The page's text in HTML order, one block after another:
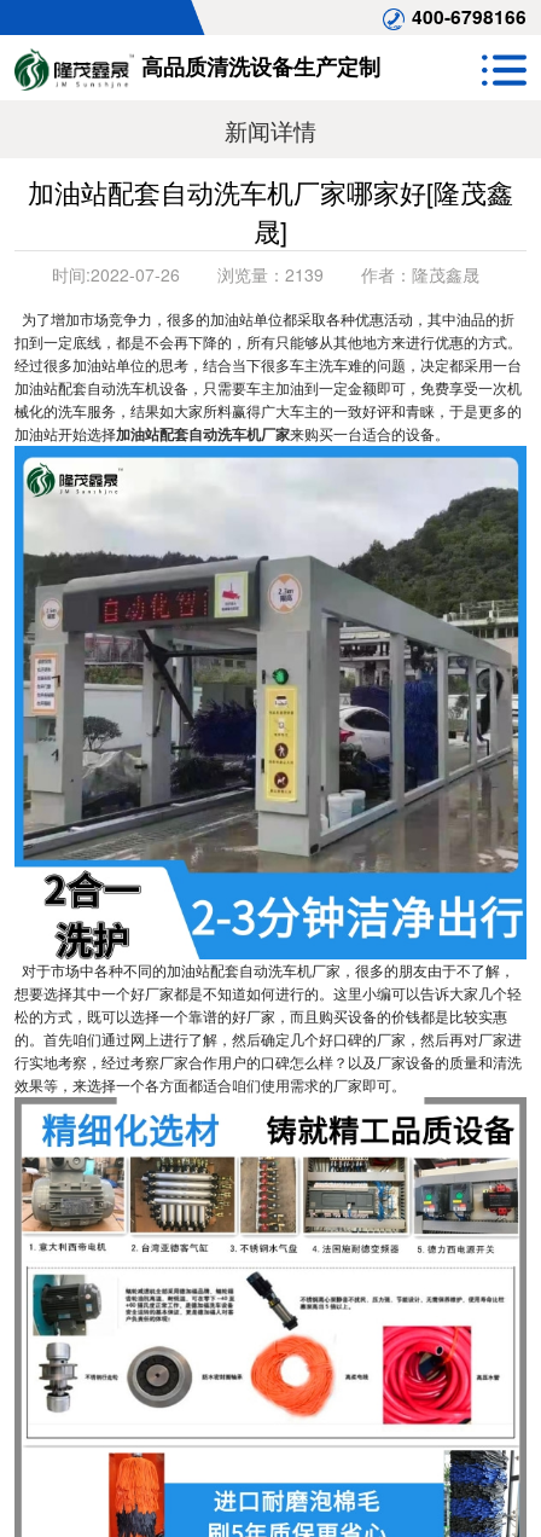
400-6798166
高品质清洗设备生产定制
新闻详情
加油站配套自动洗车机厂家哪家好[隆茂鑫
晟]
时间:2022-07-26 浏览量： 2139 作者： 隆茂鑫晟
为了增加市场竞争力，很多的加油站单位都采取各种优惠活动，其中油品的折
扣到一定底线，都是不会再下降的，所有只能够从其他地方来进行优惠的方式。
经过很多加油站单位的思考，结合当下很多车主洗车难的问题，决定都采用一台
加油站配套自动洗车机设备，只需要车主加油到一定金额即可，免费享受一次机
械化的洗车服务，结果如大家所料赢得广大车主的一致好评和青睐，于是更多的
加油站开始选择加油站配套自动洗车机厂家来购买一台适合的设备。
对于市场中各种不同的加油站配套自动洗车机厂家，很多的朋友由于不了解，
想要选择其中一个好厂家都是不知道如何进行的。这里小编可以告诉大家几个轻
松的方式，既可以选择一个靠谱的好厂家，而且购买设备的价钱都是比较实惠
的。首先咱们通过网上进行了解，然后确定几个好口碑的厂家，然后再对厂家进
行实地考察，经过考察厂家合作用户的口碑怎么样？以及厂家设备的质量和清洗
效果等，来选择一个各方面都适合咱们使用需求的厂家即可。